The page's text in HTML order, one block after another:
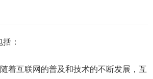
：
着互联网的普及和技术的不断发展，互